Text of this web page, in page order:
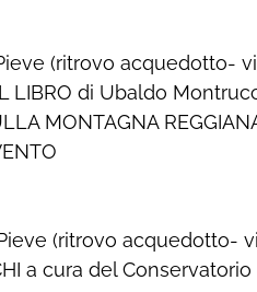
(ritrovo acquedotto-
LIBRO di Ubaldo
MONTAGNA
(ritrovo acquedotto-
a cura del